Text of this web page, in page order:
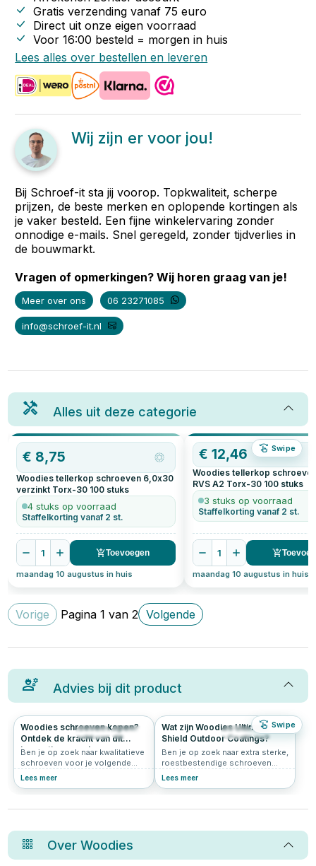
Gratis verzending vanaf 75 euro
Direct uit onze eigen voorraad
Voor 16:00 besteld = morgen in huis
Lees alles over bestellen en leveren
Wij zijn er voor jou!
Bij Schroef-it sta jij voorop. Topkwaliteit, scherpe
prijzen, de beste merken en oplopende kortingen als
je vaker besteld. Een fijne winkelervaring zonder
onnodige e-mails. Snel geregeld, zonder tijdverlies in
de bouwmarkt.
Vragen of opmerkingen? Wij horen graag van je!
Meer over ons 06 23271085
info@schroef-it.nl
Alles uit deze categorie
Swipe
€ 8,75
Woodies tellerkop schroeven 6,0x30
verzinkt Torx-30 100 stuks
4 stuks op voorraad
Staffelkorting vanaf 2 st.
1 Toevoegen
maandag 10 augustus in huis
€12,46
Woodies tellerkop
RVS A2 Torx-30 100 stuks
3 stuks op voorraad
Staffelkorting vanaf 2 st.
1
maandag 10 augustus in huis
Vorige Pagina1 van2 Volgende
Advies bij dit product
Swipe
205 4.9
Woodies schroeven kopen?
Ontdek de kracht van dit
innovatieve merk
Ben je op zoek naar kwalitatieve
schroeven voor je volgende
klus? Grote kans dat je dan
keuze is.
Lees meer
112 5.0
Wat zijn Woodies Ultimate
Shield Outdoor Coatings?
Ben je op zoek naar extra sterke,
roestbestendige schroeven
voor buitengebruik of vochtige
schroeven langdurig te
Lees meer
OverWoodies